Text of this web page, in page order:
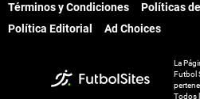
Términos y Condiciones
Políticas
Política Editorial
Ad Choices
La
Futbol
Todos